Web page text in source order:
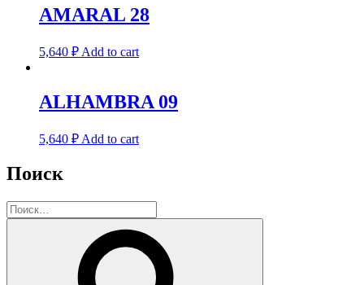
AMARAL 28
5,640 ₽ Add to cart
ALHAMBRA 09
5,640 ₽ Add to cart
Поиск
Искать: